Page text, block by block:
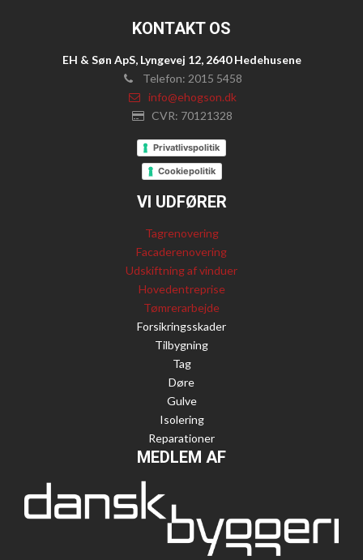
KONTAKT OS
EH & Søn ApS, Lyngevej 12, 2640 Hedehusene
Telefon: 2015 5458
info@ehogson.dk
CVR: 70121328
Privatlivspolitik
Cookiepolitik
VI UDFØRER
Tagrenovering
Facaderenovering
Udskiftning af vinduer
Hovedentreprise
Tømrerarbejde
Forsikringsskader
Tilbygning​
Tag
Døre
Gulve
Isolering
Reparationer
MEDLEM AF